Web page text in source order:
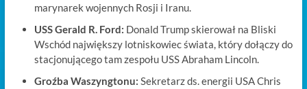
marynarek wojennych Rosji i Iranu.
USS Gerald R. Ford: Donald Trump skierował na Bliski
Wschód największy lotniskowiec świata, który dołączy do
stacjonującego tam zespołu USS Abraham Lincoln.
Groźba Waszyngtonu: Sekretarz ds. energii USA Chris